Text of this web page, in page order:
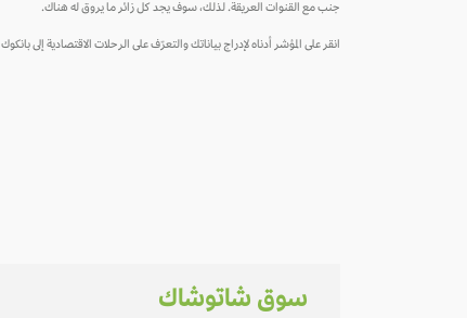
جنب مع القنوات العريقة. لذلك، سوف يجد كل زائر ما يروق له هناك.
انقر على المؤشر أدناه لإدراج بياناتك والتعرّف على الرحلات الاقتصادية إلى بانكوك
سوق شاتوشاك